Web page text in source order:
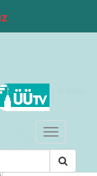
Toggle
navigation